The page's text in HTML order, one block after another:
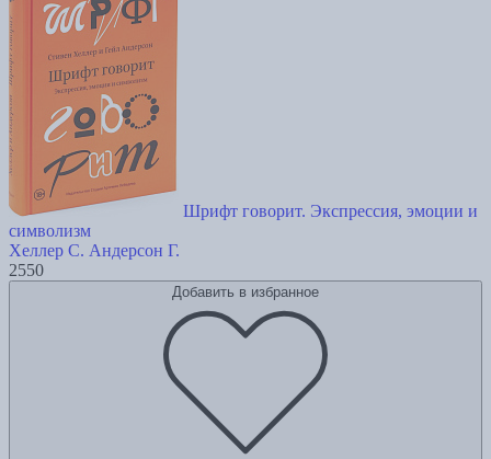
Шрифт говорит. Экспрессия, эмоции и
символизм
Хеллер С. Андерсон Г.
2550
Добавить в избранное